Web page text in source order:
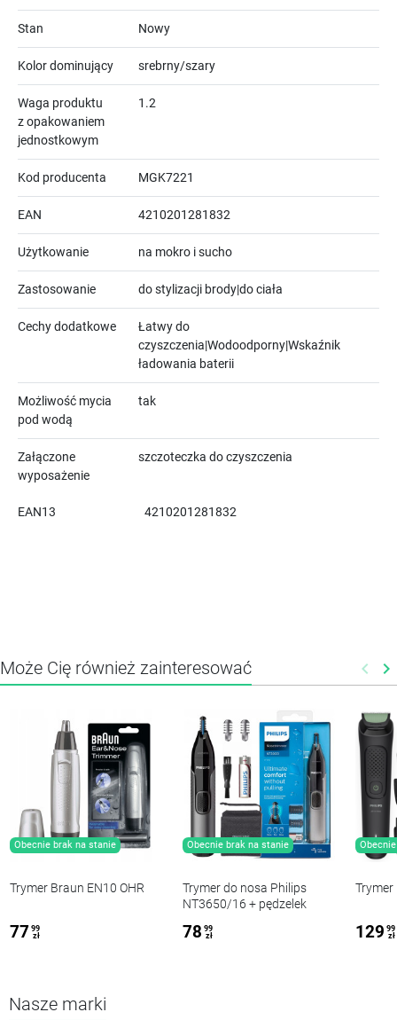
Stan Nowy
Kolor dominujący srebrny/szary
Waga produktu
z opakowaniem
jednostkowym
1.2
Kod producenta MGK7221
EAN 4210201281832
Użytkowanie na mokro i sucho
Zastosowanie do stylizacji brody|do ciała
Cechy dodatkowe
Łatwy do
czyszczenia|Wodoodporny|Wskaźnik
ładowania baterii
Możliwość mycia
pod wodą
tak
Załączone
wyposażenie
szczoteczka do czyszczenia
EAN13 4210201281832
Może Cię również zainteresować keyboard_arrow_left keyboard_arrow_right
Obecnie brak na stanie
Trymer Braun EN10 OHR
77 99
zł
Obecnie brak na stanie
Trymer do nosa Philips
NT3650/16 + pędzelek
78 99
zł
129 99
zł
Nasze marki